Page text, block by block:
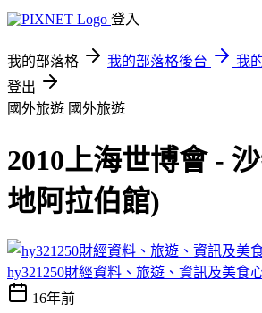
登入
我的部落格 我的部落格後台
我
登出
國外旅遊 國外旅遊
2010上海世博會 -
地阿拉伯館)
hy321250財經資料、旅遊、資訊及美食
16年前